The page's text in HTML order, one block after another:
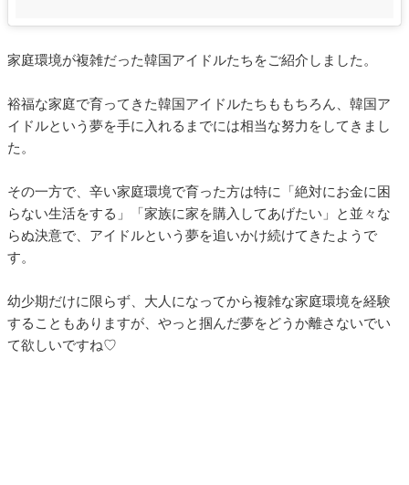
家庭環境が複雑だった韓国アイドルたちをご紹介しました。
裕福な家庭で育ってきた韓国アイドルたちももちろん、韓国ア
イドルという夢を手に入れるまでには相当な努力をしてきまし
た。
その一方で、辛い家庭環境で育った方は特に「絶対にお金に困
らない生活をする」「家族に家を購入してあげたい」と並々な
らぬ決意で、アイドルという夢を追いかけ続けてきたようで
す。
幼少期だけに限らず、大人になってから複雑な家庭環境を経験
することもありますが、やっと掴んだ夢をどうか離さないでい
て欲しいですね♡